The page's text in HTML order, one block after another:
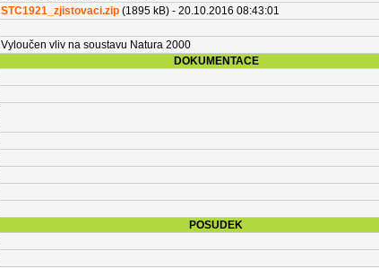
STC1921_zjistovaci.zip (1895 kB) - 20.10.2016 08:43:01
Vyloučen vliv na soustavu Natura 2000
DOKUMENTACE
POSUDEK